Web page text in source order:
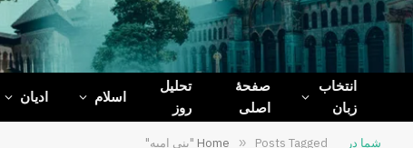
انتخاب
زبان
صفحۀ
اصلی
تحلیل
روز
اسلام ادیان
شما در Home » Posts Tagged "بنی امیه"